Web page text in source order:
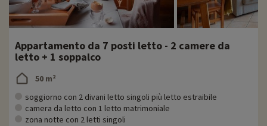
Appartamento da 7 posti letto - 2 camere da
letto + 1 soppalco
50 m²
soggiorno con 2 divani letto singoli più letto estraibile
camera da letto con 1 letto matrimoniale
zona notte con 2 letti singoli